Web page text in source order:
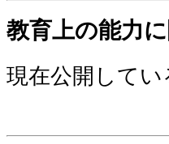
教育上の能力
現在公開して